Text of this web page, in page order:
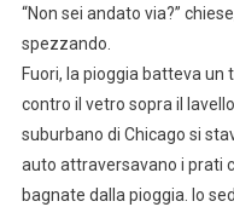
“Non sei andato via?”
spezzando.
Fuori, la pioggia batteva
contro il vetro sopra il
suburbano di Chicago si
auto attraversavano i prati
bagnate dalla pioggia. Io